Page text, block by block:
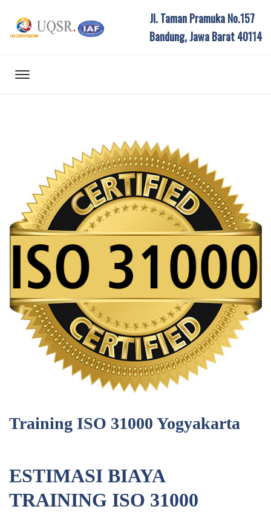
Jl. Taman Pramuka No.157
Bandung, Jawa Barat 40114
Training ISO 31000 Yogyakarta
ESTIMASI BIAYA
TRAINING ISO 31000